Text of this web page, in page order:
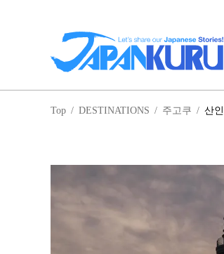
Top / DESTINATIONS / 주고쿠 / 산